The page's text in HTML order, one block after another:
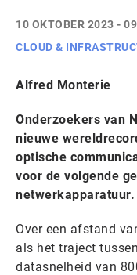
10 OKTOBER 2023 -
CLOUD &
Alfred Monterie
Onderzoekers van
nieuwe
optische
voor de volgende
netwerkapparatuur.
Over een afstand
als het traject
datasnelheid van